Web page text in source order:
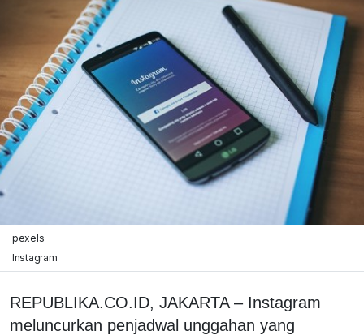
pexels
Instagram
REPUBLIKA.CO.ID, JAKARTA – Instagram
meluncurkan penjadwal unggahan yang